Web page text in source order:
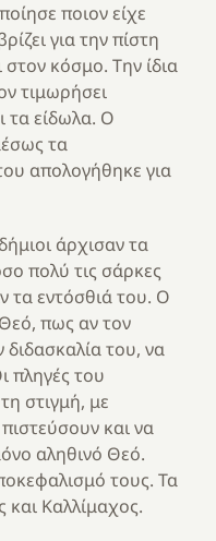
ποιον είχε
για την πίστη
κόσμο. Την ίδια
τιμωρήσει
τα είδωλα. Ο
τα
απολογήθηκε για
άρχισαν τα
πολύ τις σάρκες
τα εντόσθιά του. Ο
πως αν τον
διδασκαλία του, να
πληγές του
στιγμή, με
και να
αληθινό Θεό.
τους. Τα
και Καλλίμαχος.